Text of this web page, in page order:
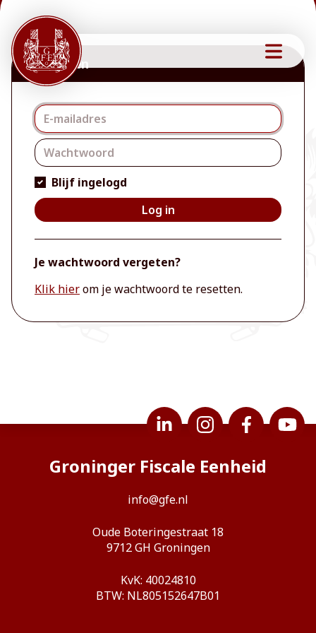
Inloggen
Inloggen
Blijf ingelogd
Log in
Je wachtwoord vergeten?
Klik hierom je wachtwoord te resetten.
Groninger Fiscale Eenheid
info@gfe.nl
Oude Boteringestraat 18
9712 GH Groningen
KvK: 40024810
BTW: NL805152647B01